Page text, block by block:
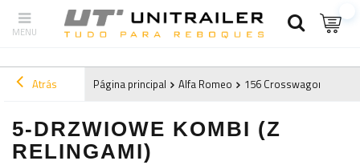
Atrás Página principal Alfa Romeo 156 Crosswagon (2000-
5-DRZWIOWE KOMBI (Z
RELINGAMI)